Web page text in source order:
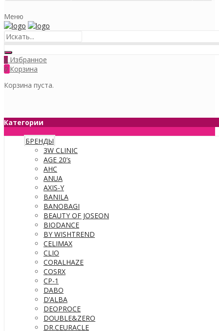
Меню
0 Избранное
0 Корзина
Корзина пуста.
Категории
БРЕНДЫ
3W CLINIC
AGE 20’s
AHC
ANUA
AXIS-Y
BANILA
BANOBAGI
BEAUTY OF JOSEON
BIODANCE
BY WISHTREND
CELIMAX
CLIO
CORALHAZE
COSRX
CP-1
DABO
D’ALBA
DEOPROCE
DOUBLE&ZERO
DR.CEURACLE